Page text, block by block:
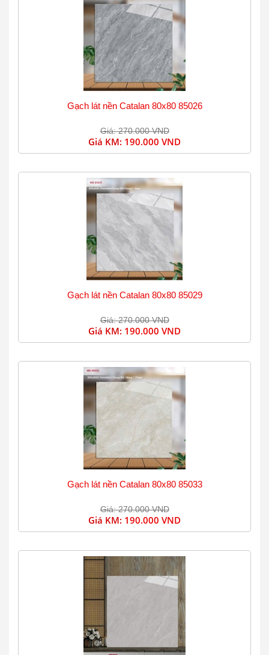
Gạch lát nền Catalan 80x80 85026
Giá: 270.000 VND
Giá KM: 190.000 VND
Gạch lát nền Catalan 80x80 85029
Giá: 270.000 VND
Giá KM: 190.000 VND
Gạch lát nền Catalan 80x80 85033
Giá: 270.000 VND
Giá KM: 190.000 VND